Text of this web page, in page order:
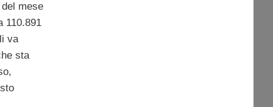
mese
110.891
va
sta